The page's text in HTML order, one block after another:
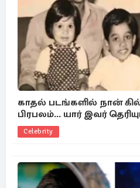
காதல் படங்களில் நான்
பிரபலம்... யார் இவர்
Celebrity